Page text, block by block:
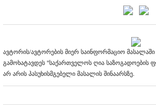
ავტორის/ავტორების მიერ საინფორმაციო
გამოხატავდეს "საქართველოს ღია საზოგადოების
არ არის პასუხისმგებელი მასალის შინაარსზე.